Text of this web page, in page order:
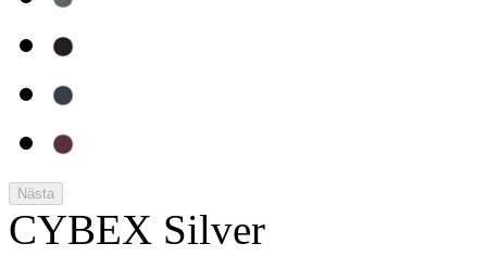
Nästa
CYBEX Silver